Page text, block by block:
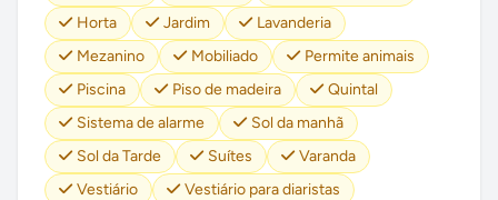
Horta
Jardim
Lavanderia
Mezanino
Mobiliado
Permite animais
Piscina
Piso de madeira
Quintal
Sistema de alarme
Sol da manhã
Sol da Tarde
Suítes
Varanda
Vestiário
Vestiário para diaristas